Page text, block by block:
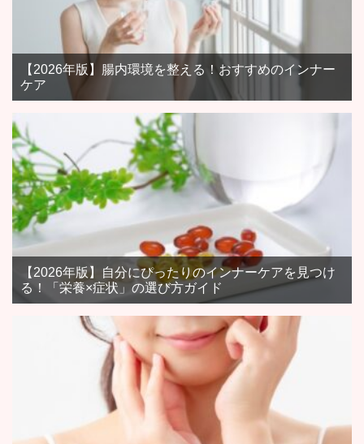
【2026年版】腸内環境を整える！おすすめのインナー
ケア
【2026年版】自分にぴったりのインナーケアを見つけ
る！「栄養×症状」の選び方ガイド